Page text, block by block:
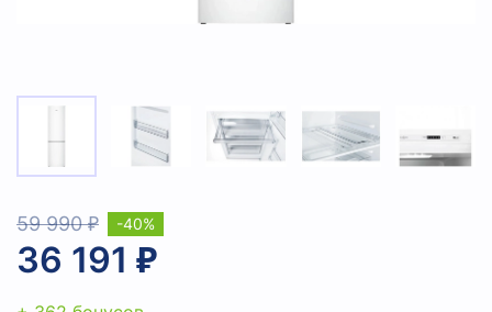
59 990 ₽
36 191 ₽
-40%